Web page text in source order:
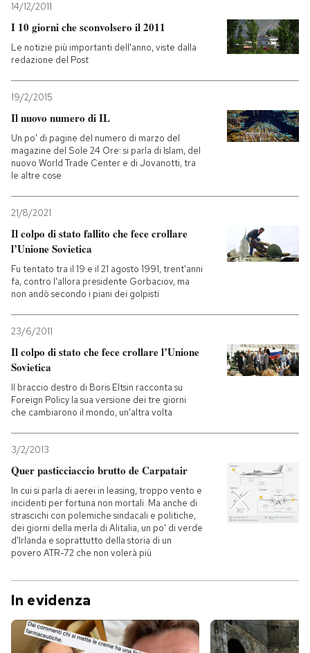
14/12/2011
I 10 giorni che sconvolsero il 2011
Le notizie più importanti dell'anno, viste dalla
redazione del Post
19/2/2015
Il nuovo numero di IL
Un po' di pagine del numero di marzo del
magazine del Sole 24 Ore: si parla di Islam, del
nuovo World Trade Center e di Jovanotti, tra
le altre cose
21/8/2021
Il colpo di stato fallito che fece crollare
l’Unione Sovietica
Fu tentato tra il 19 e il 21 agosto 1991, trent'anni
fa, contro l'allora presidente Gorbaciov, ma
non andò secondo i piani dei golpisti
23/6/2011
Il colpo di stato che fece crollare l’Unione
Sovietica
Il braccio destro di Boris Eltsin racconta su
Foreign Policy la sua versione dei tre giorni
che cambiarono il mondo, un'altra volta
3/2/2013
Quer pasticciaccio brutto de Carpatair
In cui si parla di aerei in leasing, troppo vento e
incidenti per fortuna non mortali. Ma anche di
strascichi con polemiche sindacali e politiche,
dei giorni della merla di Alitalia, un po' di verde
d'Irlanda e soprattutto della storia di un
povero ATR-72 che non volerà più
In evidenza